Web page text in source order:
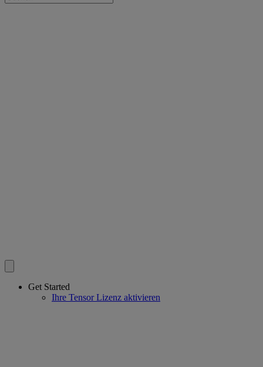
Get Started
Ihre Tensor Lizenz aktivieren